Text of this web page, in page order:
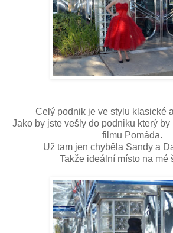
Celý podnik je ve stylu klasické
Jako by jste vešly do podniku který
filmu Pomáda.
Už tam jen chyběla Sandy a
Takže ideální místo na mé